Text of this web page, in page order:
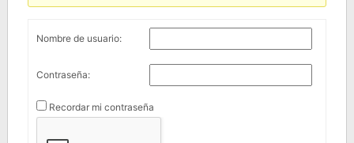
Nombre de usuario:
Contraseña:
Recordar mi contraseña